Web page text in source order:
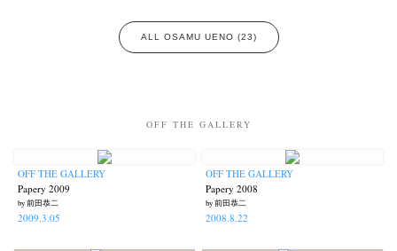
ALL OSAMU UENO (23)
OFF THE GALLERY
OFF THE GALLERY
Papery 2009
by 前田恭二
2009.3.05
OFF THE GALLERY
Papery 2008
by 前田恭二
2008.8.22